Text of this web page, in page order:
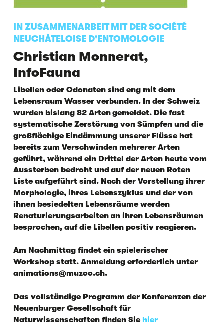
IN ZUSAMMENARBEIT MIT DER SOCIÉTÉ
NEUCHÂTELOISE D'ENTOMOLOGIE
Christian Monnerat,
InfoFauna
Libellen oder Odonaten sind eng mit dem
Lebensraum Wasser verbunden. In der Schweiz
wurden bislang 82 Arten gemeldet. Die fast
systematische Zerstörung von Sümpfen und die
großflächige Eindämmung unserer Flüsse hat
bereits zum Verschwinden mehrerer Arten
geführt, während ein Drittel der Arten heute vom
Aussterben bedroht und auf der neuen Roten
Liste aufgeführt sind. Nach der Vorstellung ihrer
Morphologie, ihres Lebenszyklus und der von
ihnen besiedelten Lebensräume werden
Renaturierungsarbeiten an ihren Lebensräumen
besprochen, auf die Libellen positiv reagieren.
Am Nachmittag findet ein spielerischer
Workshop statt. Anmeldung erforderlich unter
animations@muzoo.ch.
Das vollständige Programm der Konferenzen der
Neuenburger Gesellschaft für
Naturwissenschaften finden Sie hier